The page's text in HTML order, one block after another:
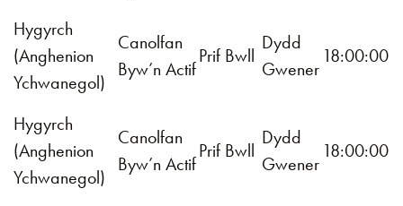
Hygyrch
(Anghenion
Ychwanegol)
Canolfan
Byw’n Actif
Prif Bwll
Dydd
Gwener
18:00:00
Hygyrch
(Anghenion
Ychwanegol)
Canolfan
Byw’n Actif
Prif Bwll
Dydd
Gwener
18:00:00